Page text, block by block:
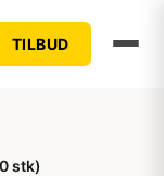
TILBUD
stk)